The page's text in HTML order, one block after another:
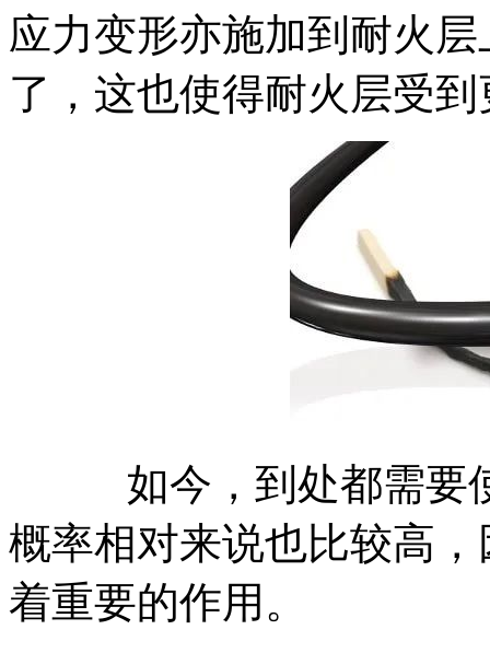
应力变形亦施加到耐火
了，这也使得耐火层受
如今，到处都需要使
概率相对来说也比较高
着重要的作用。